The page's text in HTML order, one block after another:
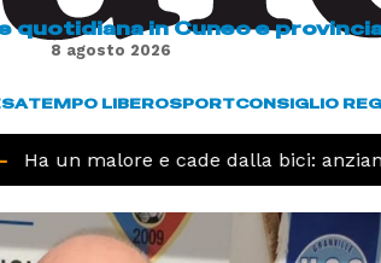
quotidiana in Cuneo e
8 agosto 2026
TEMPO LIBEROSPORTCONSIGLIO
Ha un malore e cade dalla bici: